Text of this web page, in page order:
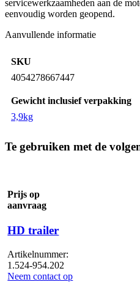
servicewerkzaamheden aan de
eenvoudig worden geopend.
Aanvullende informatie
SKU
4054278667447
Gewicht inclusief verpakking
3,9kg
Te gebruiken met de
Prijs op
aanvraag
HD trailer
Artikelnummer:
1.524-954.202
Neem contact op